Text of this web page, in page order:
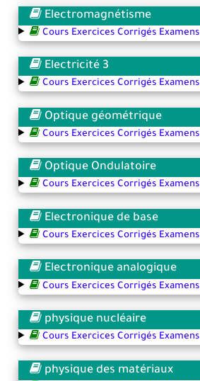
Electromagnétisme
Cours Exercices Corrigés Examens
Electricité 3
Cours Exercices Corrigés Examens
Optique géométrique
Cours Exercices Corrigés Examens
Optique Ondulatoire
Cours Exercices Corrigés Examens
Electronique de base
Cours Exercices Corrigés Examens
Electronique analogique
Cours Exercices Corrigés Examens
physique nucléaire
Cours Exercices Corrigés Examens
physique des matériaux